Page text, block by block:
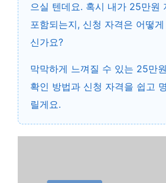
으실 텐데요. 혹시 내가 25만원
포함되는지, 신청 자격은 어떻
신가요?
막막하게 느껴질 수 있는 25만
확인 방법과 신청 자격을 쉽고
릴게요.